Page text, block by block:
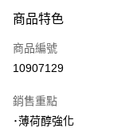
POYA支付
信用卡一次付款
LINE Pay
商品特色
商品編號
10907129
銷售重點
･薄荷醇強化